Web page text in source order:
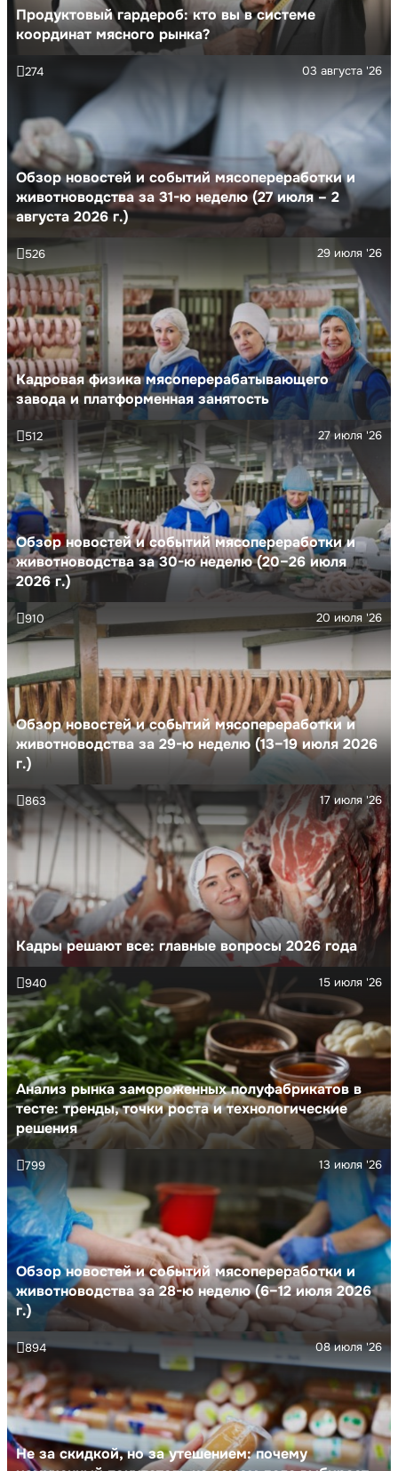
Продуктовый гардероб: кто вы в системе
координат мясного рынка?
Обзор новостей и событий мясопереработки и
животноводства за 31-ю неделю (27 июля – 2
августа 2026 г.)
03 августа '26
274
Кадровая физика мясоперерабатывающего
завода и платформенная занятость
29 июля '26
526
Обзор новостей и событий мясопереработки и
животноводства за 30-ю неделю (20–26 июля
2026 г.)
27 июля '26
512
Обзор новостей и событий мясопереработки и
животноводства за 29-ю неделю (13–19 июля 2026
г.)
20 июля '26
910
Кадры решают все: главные вопросы 2026 года
17 июля '26
863
Анализ рынка замороженных полуфабрикатов в
тесте: тренды, точки роста и технологические
решения
15 июля '26
940
Обзор новостей и событий мясопереработки и
животноводства за 28-ю неделю (6–12 июля 2026
г.)
13 июля '26
799
Не за скидкой, но за утешением: почему
08 июля '26
894